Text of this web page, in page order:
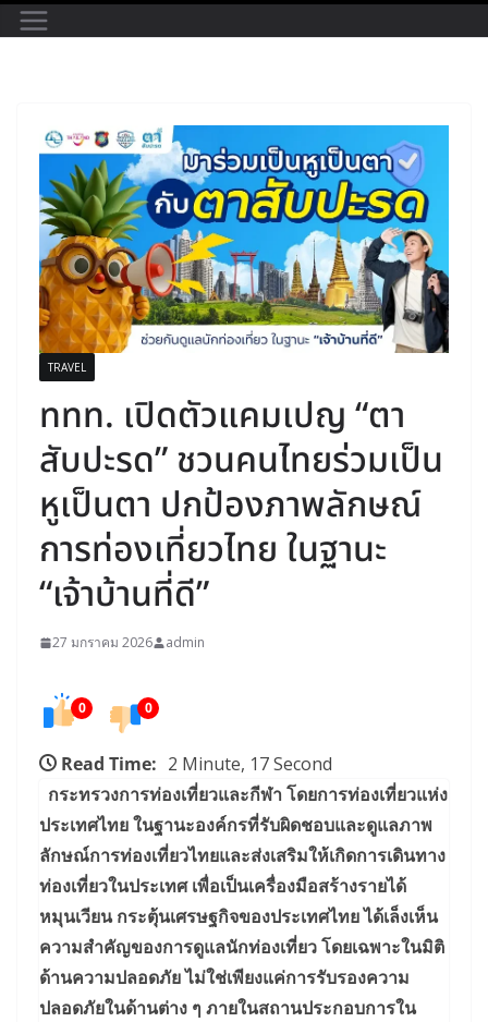
TRAVEL
ททท. เปิดตัวแคมเปญ “ตา
สับปะรด” ชวนคนไทยร่วมเป็น
หูเป็นตา ปกป้องภาพลักษณ์
การท่องเที่ยวไทย ในฐานะ
“เจ้าบ้านที่ดี”
27 มกราคม 2026 admin
0 0
Read Time: 2 Minute, 17 Second
กระทรวงการท่องเที่ยวและกีฬา โดยการท่องเที่ยวแห่ง
ประเทศไทย ในฐานะองค์กรที่รับผิดชอบและดูแลภาพ
ลักษณ์การท่องเที่ยวไทยและส่งเสริมให้เกิดการเดินทาง
ท่องเที่ยวในประเทศ เพื่อเป็นเครื่องมือสร้างรายได้
หมุนเวียน กระตุ้นเศรษฐกิจของประเทศไทย ได้เล็งเห็น
ความสำคัญของการดูแลนักท่องเที่ยว โดยเฉพาะในมิติ
ด้านความปลอดภัย ไม่ใช่เพียงแค่การรับรองความ
ปลอดภัยในด้านต่าง ๆ ภายในสถานประกอบการใน